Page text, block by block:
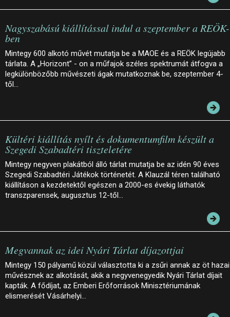
Nagyszabású kiállítással indul a szeptember a REÖK-
ben
Mintegy 600 alkotó művét mutatja be a MAOE és a REÖK legújabb
tárlata. A „Horizont” - on a műfajok széles spektrumát átfogva a
legkülönbözőbb művészeti ágak mutatkoznak be, szeptember 4-
től…
Kültéri kiállítás nyílt és dokumentumfilm készült a
Szegedi Szabadtéri tiszteletére
Mintegy negyven plakátból álló tárlat mutatja be az idén 90 éves
Szegedi Szabadtéri Játékok történetét. A Klauzál téren található
kiállításon a kezdetektől egészen a 2000-es évekig láthatók
transzparensek, augusztus 12-től…
Megvannak az idei Nyári Tárlat díjazottjai
Mintegy 150 pályamű közül választotta ki a zsűri annak az öt hazai
művésznek az alkotását, akik a negyvenegyedik Nyári Tárlat díjait
kapták. A fődíjat, az Emberi Erőforrások Minisztériumának
elismerését Vásárhelyi…